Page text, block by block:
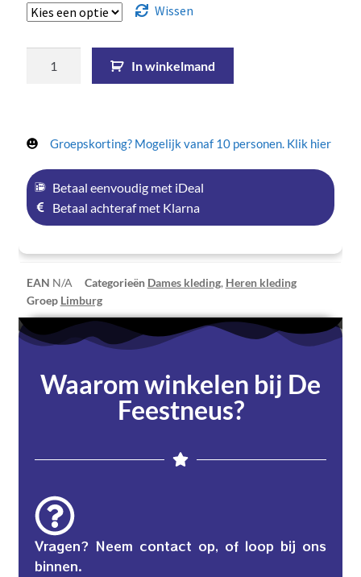
Wissen
In winkelmand
Groepskorting? Mogelijk vanaf 10 personen. Klik hier
Betaal eenvoudig met iDeal
Betaal achteraf met Klarna
EAN N/A Categorieën Dames kleding, Heren kleding
Groep Limburg
Waarom winkelen bij De
Feestneus?
Vragen? Neem contact op, of loop bij ons
binnen.